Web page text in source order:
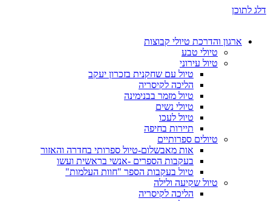
דלג לתוכן
ארגון והדרכת טיולי קבוצות
טיולי טבע
טיול עירוני
טיול עם שחקנית בזכרון יעקב
הליכה לקיסריה
טיול מזמר בבנימינה
טיולי נשים
טיול לעכו
תיירות בחיפה
טיולים ספרותיים
אות מאבשלום-טיול ספרותי בחדרה והאזור
בעקבות הספרים -אנשי בראשית ועשו
טיול בעקבות הספר "חוות העלמות"
טיול שקיעה ולילה
הליכה לקיסריה